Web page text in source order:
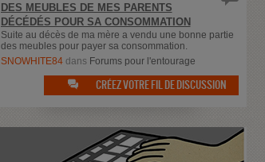
DES MEUBLES DE MES PARENTS
DÉCÉDÉS POUR SA CONSOMMATION
Suite au décès de ma mère a vendu une bonne partie
des meubles pour payer sa consommation.
SNOWHITE84dans Forums pour l'entourage
 CRÉEZ VOTRE FIL DE DISCUSSION